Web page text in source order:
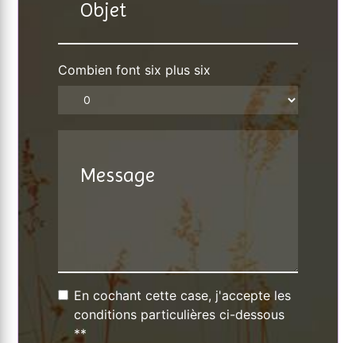
Combien font six plus six
En cochant cette case, j'accepte les
conditions particulières ci-dessous
**